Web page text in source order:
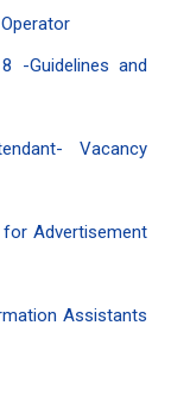
-Guidelines and
Vacancy
Advertisement
Assistants